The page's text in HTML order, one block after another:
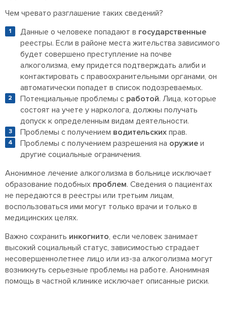
Чем чревато разглашение таких сведений?
Данные о человеке попадают в государственные
реестры. Если в районе места жительства зависимого
будет совершено преступление на почве
алкоголизма, ему придется подтверждать алиби и
контактировать с правоохранительными органами, он
автоматически попадет в список подозреваемых.
Потенциальные проблемы с работой. Лица, которые
состоят на учете у нарколога, должны получать
допуск к определенным видам деятельности.
Проблемы с получением водительских прав.
Проблемы с получением разрешения на оружие и
другие социальные ограничения.
Анонимное лечение алкоголизма в больнице исключает
образование подобных проблем. Сведения о пациентах
не передаются в реестры или третьим лицам,
воспользоваться ими могут только врачи и только в
медицинских целях.
Важно сохранить инкогнито, если человек занимает
высокий социальный статус, зависимостью страдает
несовершеннолетнее лицо или из-за алкоголизма могут
возникнуть серьезные проблемы на работе. Анонимная
помощь в частной клинике исключает описанные риски.